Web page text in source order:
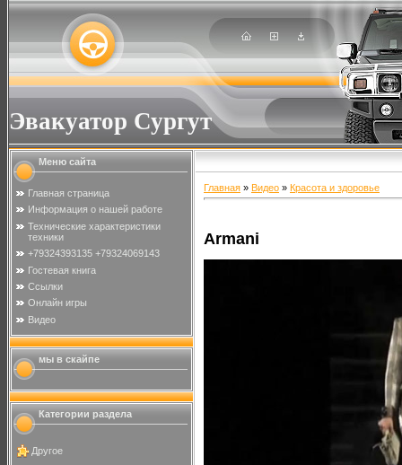
Эвакуатор Сургут
Меню сайта
Главная страница
Информация о нашей работе
Технические характеристики
техники
+79324393135 +79324069143
Гостевая книга
Ссылки
Онлайн игры
Видео
мы в скайпе
Категории раздела
Другое
Главная » Видео » Красота и здоровье
Armani